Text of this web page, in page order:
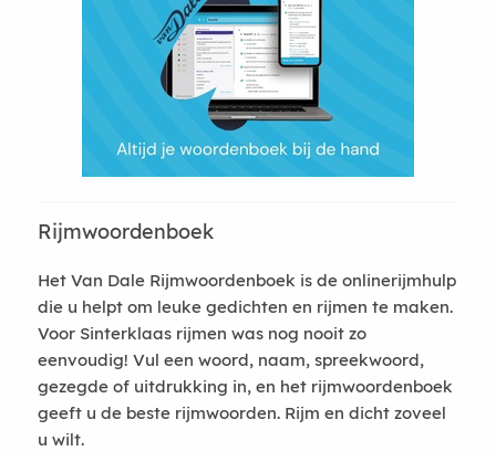
Rijmwoordenboek
Het Van Dale Rijmwoordenboek is de onlinerijmhulp
die u helpt om leuke gedichten en rijmen te maken.
Voor Sinterklaas rijmen was nog nooit zo
eenvoudig! Vul een woord, naam, spreekwoord,
gezegde of uitdrukking in, en het rijmwoordenboek
geeft u de beste rijmwoorden. Rijm en dicht zoveel
u wilt.